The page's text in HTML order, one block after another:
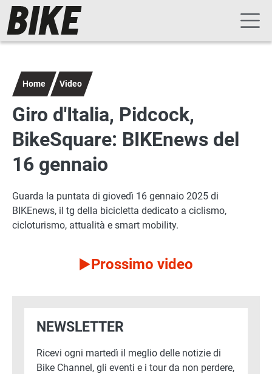
Salta al contenuto principale
Navigazione principale
Home Video
Giro d'Italia, Pidcock,
BikeSquare: BIKEnews del
16 gennaio
Guarda la puntata di giovedì 16 gennaio 2025 di
BIKEnews, il tg della bicicletta dedicato a ciclismo,
cicloturismo, attualità e smart mobility.
Prossimo video
NEWSLETTER
Ricevi ogni martedì il meglio delle notizie di
Bike Channel, gli eventi e i tour da non perdere,